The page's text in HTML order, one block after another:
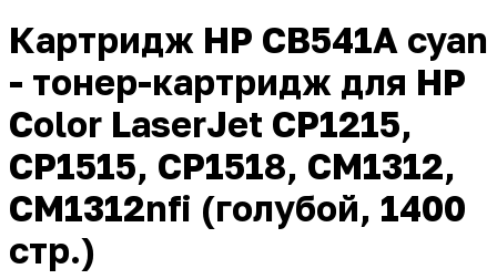
Картридж HP CB541A cyan
- тонер-картридж для HP
Color LaserJet CP1215,
CP1515, CP1518, CM1312,
CM1312nfi (голубой, 1400
стр.)